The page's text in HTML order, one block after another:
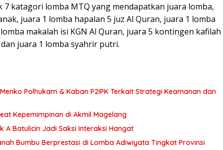
7 katagori lomba MTQ yang mendapatkan juara lomba,
juara 1 lomba hapalan 5 juz Al Quran, juara 1 lomba
makalah isi KGN Al Quran, juara 5 kontingen kafilah
juara 1 lomba syahrir putri.
Polhukam & Kaban P2IPK Terkait Strategi Keamanan dan
Kepemimpinan di Akmil Magelang
A Batulicin Jadi Saksi Interaksi Hangat
Bumbu Berprestasi di Lomba Adiwiyata Tingkat Provinsi